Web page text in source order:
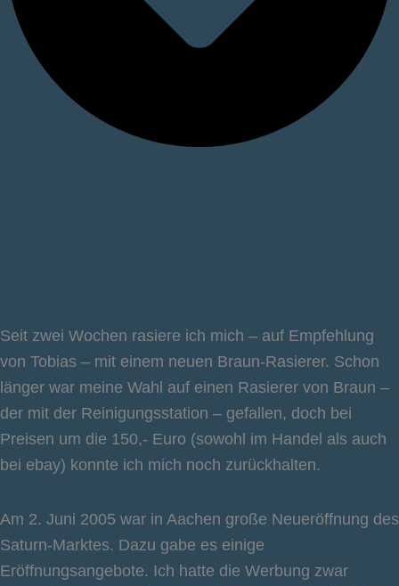
Seit zwei Wochen rasiere ich mich – auf Empfehlung
von Tobias – mit einem neuen Braun-Rasierer. Schon
länger war meine Wahl auf einen Rasierer von Braun –
der mit der Reinigungsstation – gefallen, doch bei
Preisen um die 150,- Euro (sowohl im Handel als auch
bei ebay) konnte ich mich noch zurückhalten.
Am 2. Juni 2005 war in Aachen große Neueröffnung des
Saturn-Marktes. Dazu gabe es einige
Eröffnungsangebote. Ich hatte die Werbung zwar